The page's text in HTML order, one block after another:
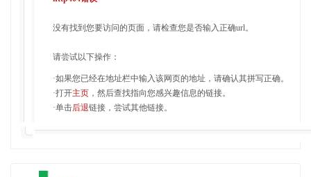
没有找到您要访问的页面，请检查您是否输入正确url。
请尝试以下操作：
·如果您已经在地址栏中输入该网页的地址，请确认其拼写正确。
·打开主页 ，然后查找指向您感兴趣信息的链接。
·单击后退链接，尝试其他链接。